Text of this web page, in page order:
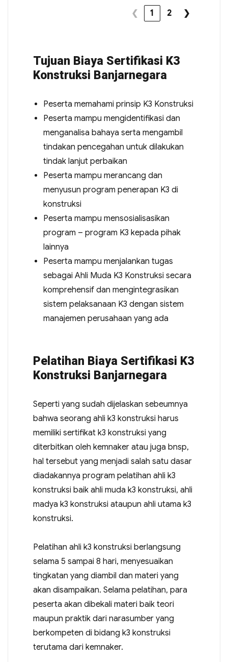
❮ 1 2 ❯
Tujuan Biaya Sertifikasi K3
Konstruksi Banjarnegara
Peserta memahami prinsip K3 Konstruksi
Peserta mampu mengidentifikasi dan
menganalisa bahaya serta mengambil
tindakan pencegahan untuk dilakukan
tindak lanjut perbaikan
Peserta mampu merancang dan
menyusun program penerapan K3 di
konstruksi
Peserta mampu mensosialisasikan
program – program K3 kepada pihak
lainnya
Peserta mampu menjalankan tugas
sebagai Ahli Muda K3 Konstruksi secara
komprehensif dan mengintegrasikan
sistem pelaksanaan K3 dengan sistem
manajemen perusahaan yang ada
Pelatihan Biaya Sertifikasi K3
Konstruksi Banjarnegara
Seperti yang sudah dijelaskan sebeumnya
bahwa seorang ahli k3 konstruksi harus
memiliki sertifikat k3 konstruksi yang
diterbitkan oleh kemnaker atau juga bnsp,
hal tersebut yang menjadi salah satu dasar
diadakannya program pelatihan ahli k3
konstruksi baik ahli muda k3 konstruksi, ahli
madya k3 konstruksi ataupun ahli utama k3
konstruksi.
Pelatihan ahli k3 konstruksi berlangsung
selama 5 sampai 8 hari, menyesuaikan
tingkatan yang diambil dan materi yang
akan disampaikan. Selama pelatihan, para
peserta akan dibekali materi baik teori
maupun praktik dari narasumber yang
berkompeten di bidang k3 konstruksi
terutama dari kemnaker.